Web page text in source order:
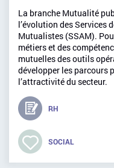
La branche Mutualité
l’évolution des Services
Mutualistes (SSAM).
métiers et des
mutuelles des outils
développer les parcours
l’attractivité du secteur.
RH
SOCIAL